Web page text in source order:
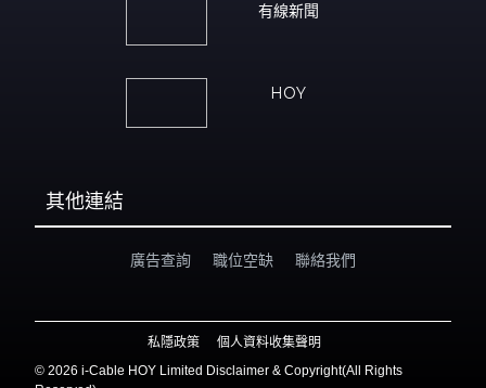
有線新聞
HOY
其他連結
廣告查詢 職位空缺 聯絡我們
私隱政策
個人資料收集聲明
© 2026 i-Cable HOY Limited Disclaimer & Copyright(All Rights